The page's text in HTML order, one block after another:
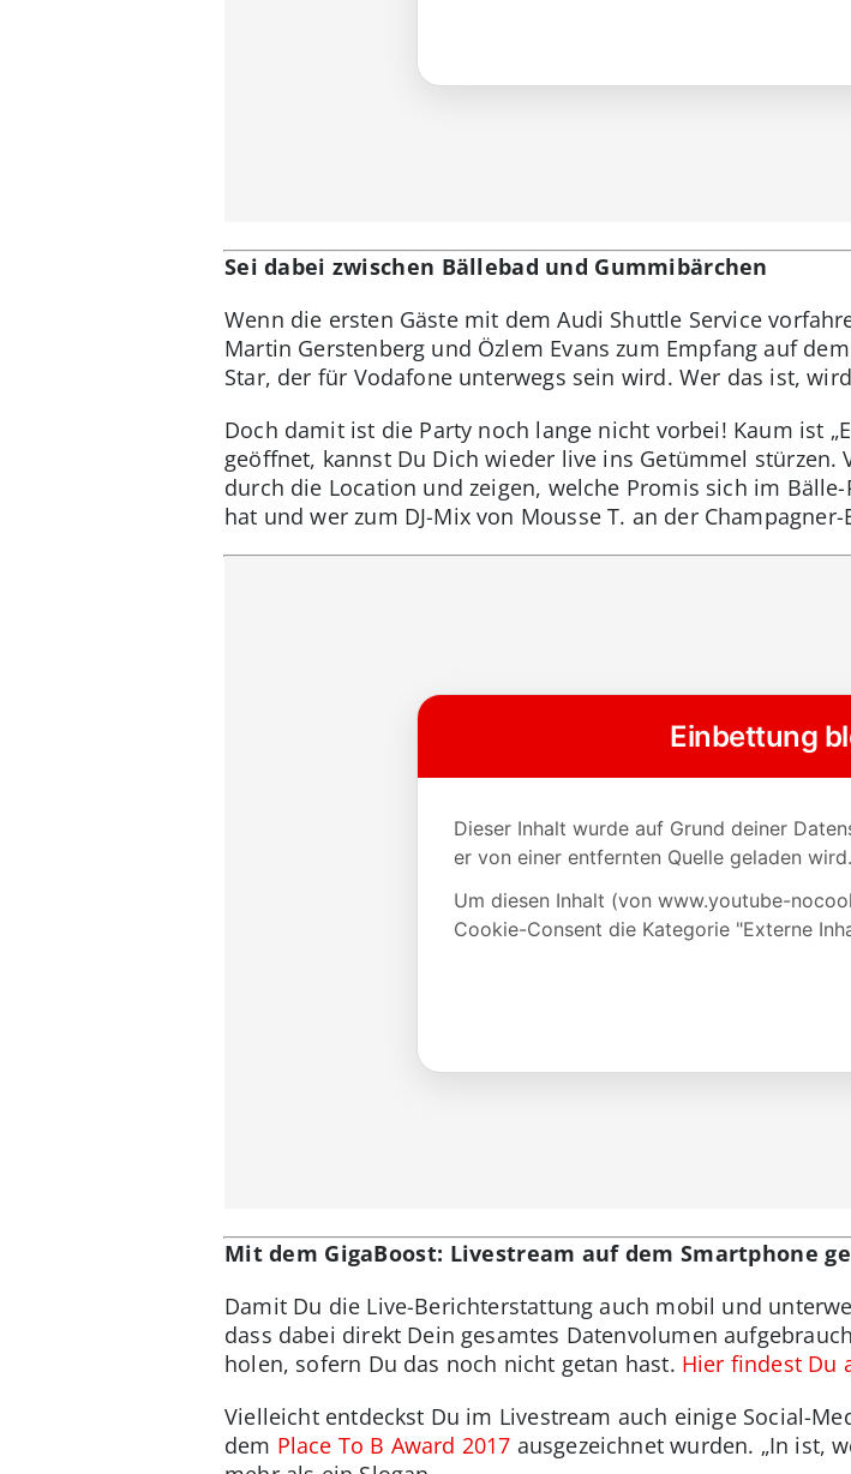
Sei dabei zwischen Bällebad und Gummibärchen
Wenn die ersten Gäste mit dem Audi Shuttle Service
Martin Gerstenberg und Özlem Evans zum Empfang auf
Star, der für Vodafone unterwegs sein wird. Wer das ist,
Doch damit ist die Party noch lange nicht vorbei! Kaum ist
geöffnet, kannst Du Dich wieder live ins Getümmel
durch die Location und zeigen, welche Promis sich im
hat und wer zum DJ-Mix von Mousse T. an der
Mit dem GigaBoost: Livestream auf dem Smartphone
Damit Du die Live-Berichterstattung auch mobil und
dass dabei direkt Dein gesamtes Datenvolumen
holen, sofern Du das noch nicht getan hast. Hier findest Du
Vielleicht entdeckst Du im Livestream auch einige Social-
dem Place To B Award 2017 ausgezeichnet wurden. „In ist,